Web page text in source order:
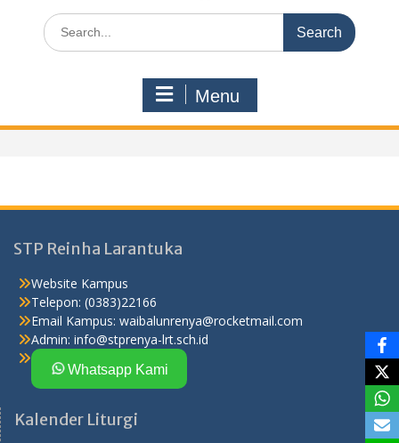
Menu
STP Reinha Larantuka
Website Kampus
Telepon: (0383)22166
Email Kampus: waibalunrenya@rocketmail.com
Admin: info@stprenya-lrt.sch.id
Whatsapp Kami
Kalender Liturgi